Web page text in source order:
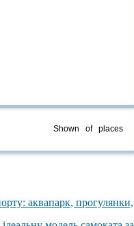
Shown of places
аквапарк, прогулянки,